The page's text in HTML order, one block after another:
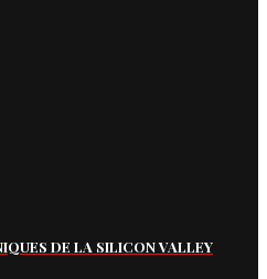
DE LA SILICON VALLEY